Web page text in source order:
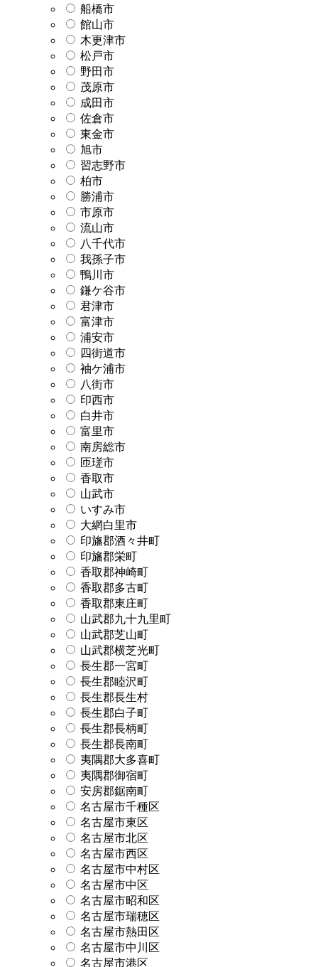
船橋市
館山市
木更津市
松戸市
野田市
茂原市
成田市
佐倉市
東金市
旭市
習志野市
柏市
勝浦市
市原市
流山市
八千代市
我孫子市
鴨川市
鎌ケ谷市
君津市
富津市
浦安市
四街道市
袖ケ浦市
八街市
印西市
白井市
富里市
南房総市
匝瑳市
香取市
山武市
いすみ市
大網白里市
印旛郡酒々井町
印旛郡栄町
香取郡神崎町
香取郡多古町
香取郡東庄町
山武郡九十九里町
山武郡芝山町
山武郡横芝光町
長生郡一宮町
長生郡睦沢町
長生郡長生村
長生郡白子町
長生郡長柄町
長生郡長南町
夷隅郡大多喜町
夷隅郡御宿町
安房郡鋸南町
名古屋市千種区
名古屋市東区
名古屋市北区
名古屋市西区
名古屋市中村区
名古屋市中区
名古屋市昭和区
名古屋市瑞穂区
名古屋市熱田区
名古屋市中川区
名古屋市港区